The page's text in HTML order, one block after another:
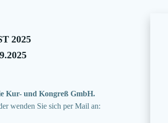
2025
Kur- und Kongreß GmbH.
wenden Sie sich per Mail an: